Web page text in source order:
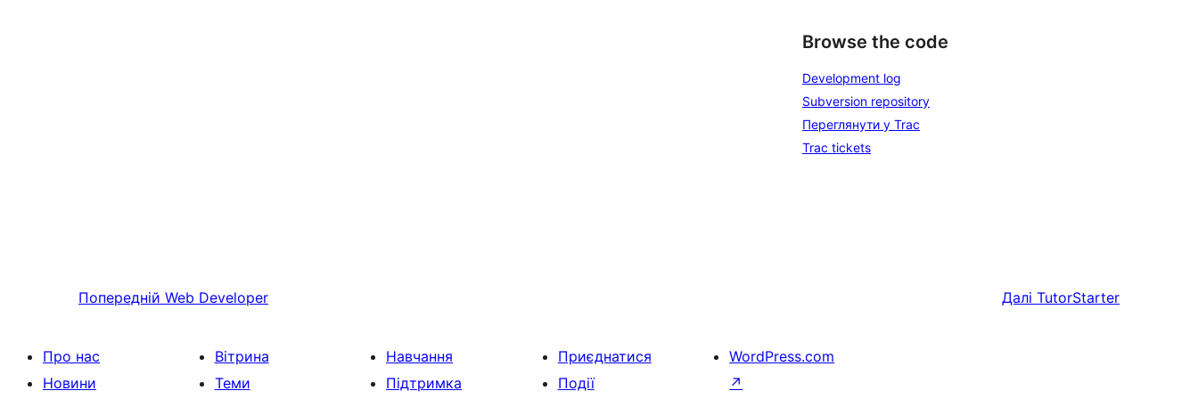
Browse the code
Development log
Subversion repository
Переглянути у Trac
Trac tickets
Попередній Web Developer Далі TutorStarter
Про нас
Новини
Вітрина
Теми
Навчання
Підтримка
Приєднатися
Події
WordPress.com
↗